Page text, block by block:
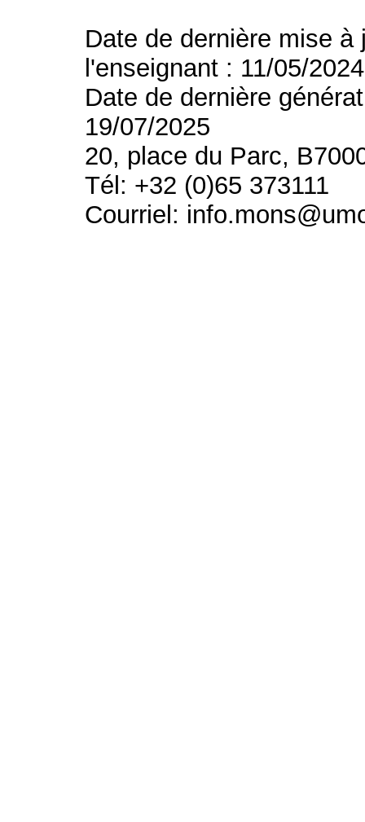
Date de dernière mise
l'enseignant : 11/05/2024
Date de dernière
19/07/2025
20, place du Parc,
Tél: +32 (0)65 373111
Courriel: